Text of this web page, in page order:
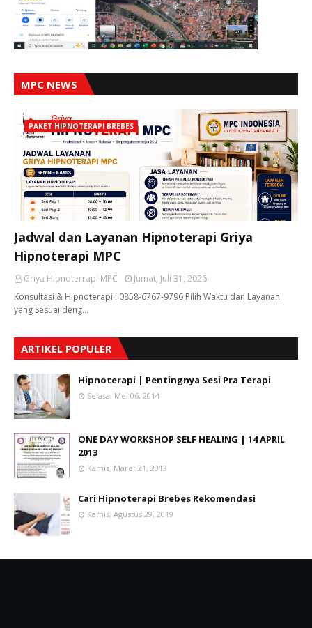
MPC NEWS
PAKET HIPNOTERAPI BREBES
Jadwal dan Layanan Hipnoterapi Griya
Hipnoterapi MPC
Griya Hipnoterrapi MPC
Jumat, Juli 31, 2026
Konsultasi & Hipnoterapi : 0858-6767-9796 Pilih Waktu dan Layanan
yang Sesuai deng…
ARTIKEL POPULER
Hipnoterapi | Pentingnya Sesi Pra Terapi
Selasa, Mei 06, 2014
ONE DAY WORKSHOP SELF HEALING | 14 APRIL
2013
Kamis, Maret 21, 2013
Cari Hipnoterapi Brebes Rekomendasi
Kamis, Agustus 29, 2019